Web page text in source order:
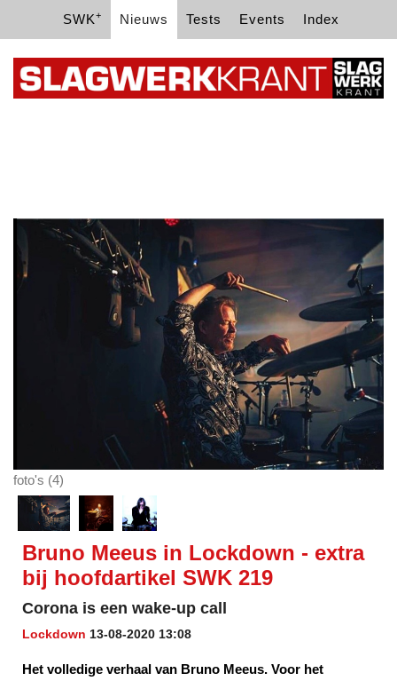
SWK+ Nieuws Tests Events Index
foto's (4)
Bruno Meeus in Lockdown - extra
bij hoofdartikel SWK 219
Corona is een wake-up call
Lockdown 13-08-2020 13:08
Het volledige verhaal van Bruno Meeus. Voor het